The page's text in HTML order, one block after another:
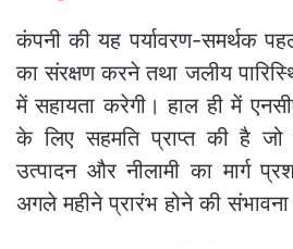
कंपनी की यह पर्यावरण-समर्थक
का संरक्षण करने तथा जलीय
में सहायता करेगी। हाल ही में
के लिए सहमति प्राप्त की है
उत्पादन और नीलामी का मार्ग
अगले महीने प्रारंभ होने की